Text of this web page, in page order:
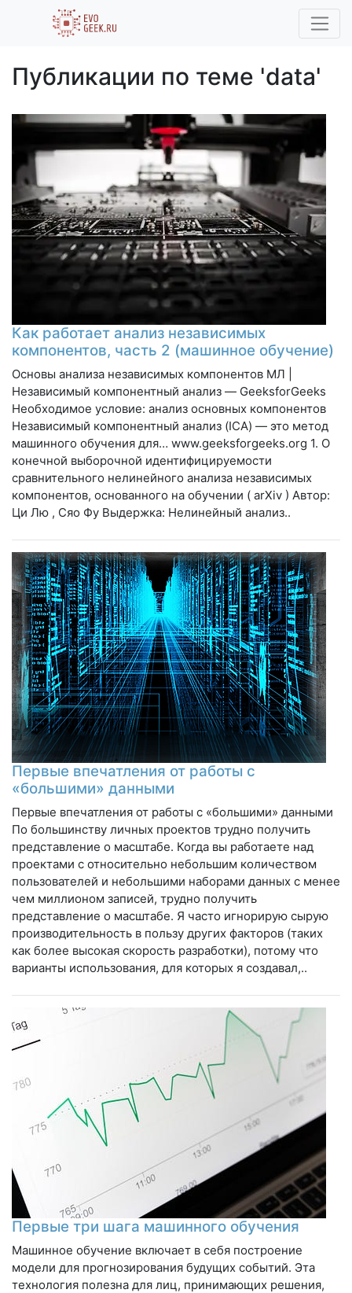
Публикации по теме 'data'
Как работает анализ независимых
компонентов, часть 2 (машинное обучение)
Основы анализа независимых компонентов МЛ |
Независимый компонентный анализ — GeeksforGeeks
Необходимое условие: анализ основных компонентов
Независимый компонентный анализ (ICA) — это метод
машинного обучения для… www.geeksforgeeks.org 1. О
конечной выборочной идентифицируемости
сравнительного нелинейного анализа независимых
компонентов, основанного на обучении ( arXiv ) Автор:
Ци Лю , Сяо Фу Выдержка: Нелинейный анализ..
Первые впечатления от работы с
«большими» данными
Первые впечатления от работы с «большими» данными
По большинству личных проектов трудно получить
представление о масштабе. Когда вы работаете над
проектами с относительно небольшим количеством
пользователей и небольшими наборами данных с менее
чем миллионом записей, трудно получить
представление о масштабе. Я часто игнорирую сырую
производительность в пользу других факторов (таких
как более высокая скорость разработки), потому что
варианты использования, для которых я создавал,..
Первые три шага машинного обучения
Машинное обучение включает в себя построение
модели для прогнозирования будущих событий. Эта
технология полезна для лиц, принимающих решения,